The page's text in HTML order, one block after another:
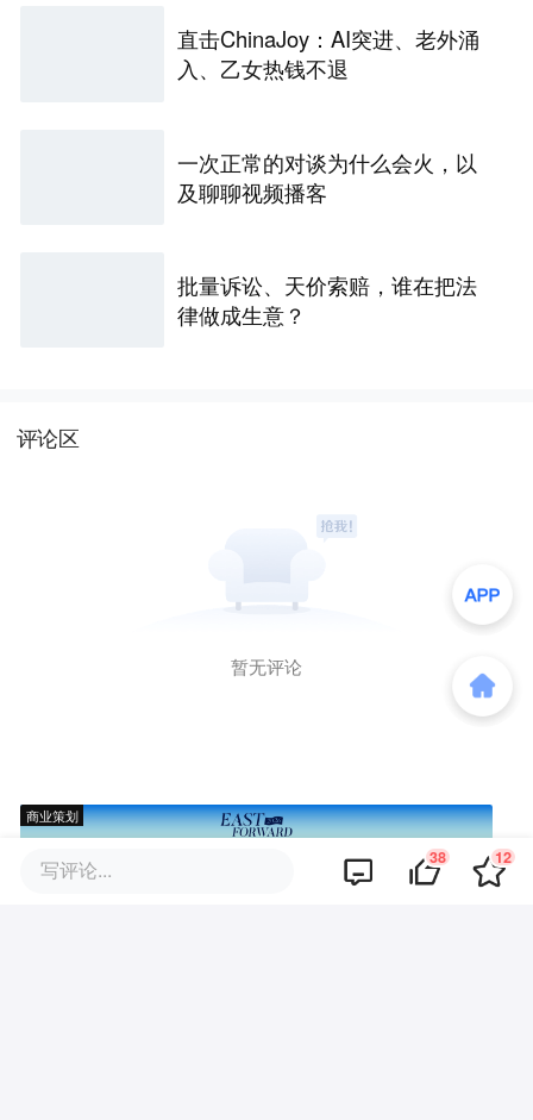
直击ChinaJoy：AI突进、老外涌
入、乙女热钱不退
一次正常的对谈为什么会火，以
及聊聊视频播客
批量诉讼、天价索赔，谁在把法
律做成生意？
评论区
暂无评论
商业策划
写评论... 38 12